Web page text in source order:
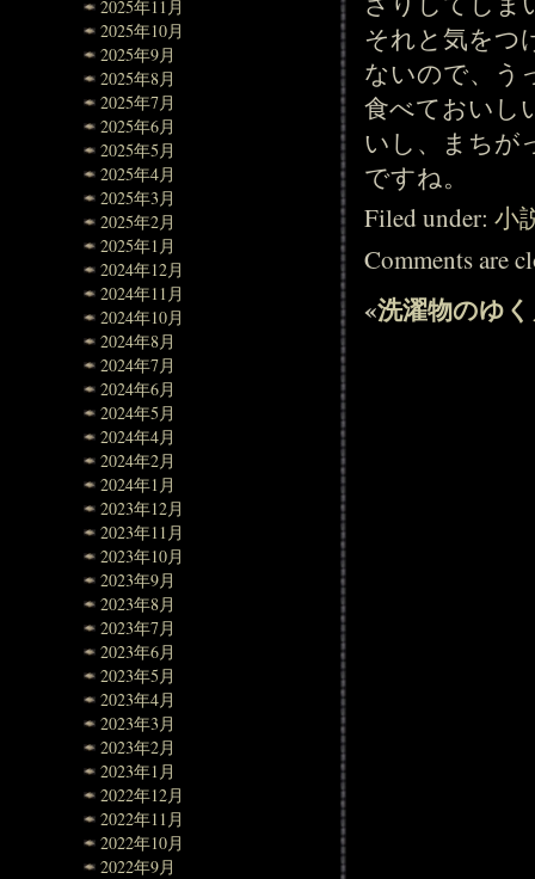
2025年11月
2025年10月
2025年9月
2025年8月
2025年7月
2025年6月
2025年5月
2025年4月
2025年3月
2025年2月
2025年1月
2024年12月
2024年11月
2024年10月
2024年8月
2024年7月
2024年6月
2024年5月
2024年4月
2024年2月
2024年1月
2023年12月
2023年11月
2023年10月
2023年9月
2023年8月
2023年7月
2023年6月
2023年5月
2023年4月
2023年3月
2023年2月
2023年1月
2022年12月
2022年11月
2022年10月
2022年9月
それと気をつ
ないので、う
食べておいし
いし、まちが
ですね。
Filed under:小
Comments are
«洗濯物のゆ